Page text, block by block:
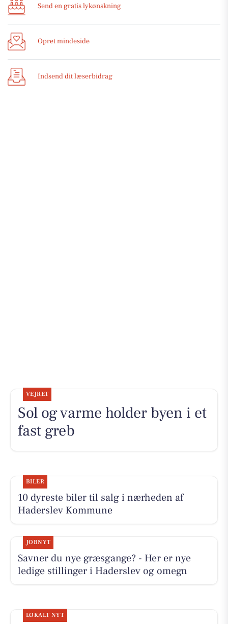
Send en gratis lykønskning
Opret mindeside
Indsend dit læserbidrag
VEJRET
Sol og varme holder byen i et
fast greb
BILER
10 dyreste biler til salg i nærheden af
Haderslev Kommune
JOBNYT
Savner du nye græsgange? - Her er nye
ledige stillinger i Haderslev og omegn
LOKALT NYT